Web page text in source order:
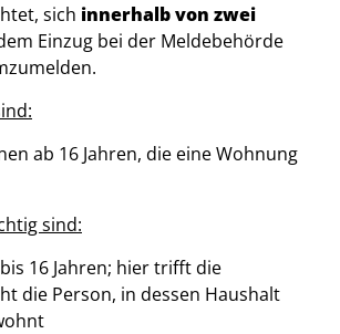
sich innerhalb von zwei
Einzug bei der Meldebehörde
ab 16 Jahren, die eine Wohnung
sind:
16 Jahren; hier trifft die
die Person, in dessen Haushalt